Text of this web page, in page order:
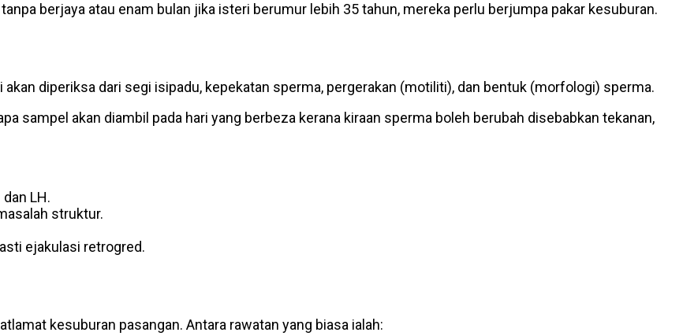
berjaya atau enam bulan jika isteri berumur lebih 35 tahun, mereka perlu berjumpa pakar kesuburan.
diperiksa dari segi isipadu, kepekatan sperma, pergerakan (motiliti), dan bentuk (morfologi) sperma.
sampel akan diambil pada hari yang berbeza kerana kiraan sperma boleh berubah disebabkan tekanan,
LH.
struktur.
ejakulasi retrogred.
kesuburan pasangan. Antara rawatan yang biasa ialah: